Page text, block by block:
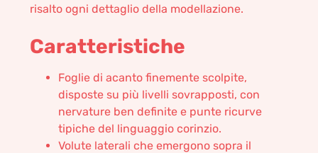
risalto ogni dettaglio della modellazione.
Caratteristiche
Foglie di acanto finemente scolpite,
disposte su più livelli sovrapposti, con
nervature ben definite e punte ricurve
tipiche del linguaggio corinzio.
Volute laterali che emergono sopra il